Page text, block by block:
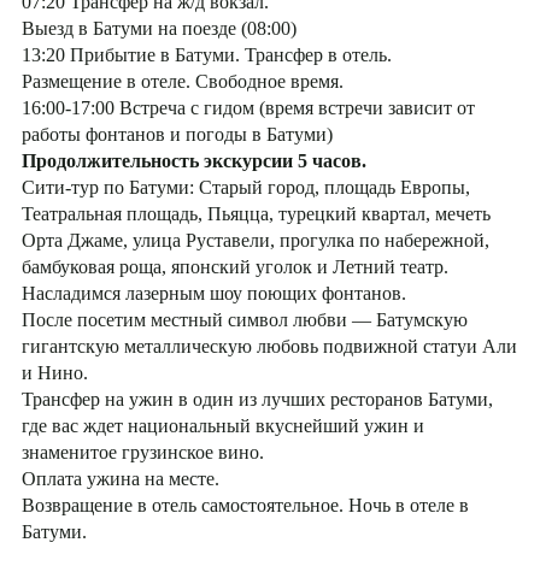
Выезд в Батуми на поезде (08:00)
13:20 Прибытие в Батуми. Трансфер в отель.
Размещение в отеле. Свободное время.
16:00-17:00 Встреча с гидом (время встречи зависит от
работы фонтанов и погоды в Батуми)
Продолжительность экскурсии 5 часов.
Сити-тур по Батуми: Старый город, площадь Европы,
Театральная площадь, Пьяцца, турецкий квартал, мечеть
Орта Джаме, улица Руставели, прогулка по набережной,
бамбуковая роща, японский уголок и Летний театр.
Насладимся лазерным шоу поющих фонтанов.
После посетим местный символ любви — Батумскую
гигантскую металлическую любовь подвижной статуи Али
и Нино.
Трансфер на ужин в один из лучших ресторанов Батуми,
где вас ждет национальный вкуснейший ужин и
знаменитое грузинское вино.
Оплата ужина на месте.
Возвращение в отель самостоятельное. Ночь в отеле в
Батуми.